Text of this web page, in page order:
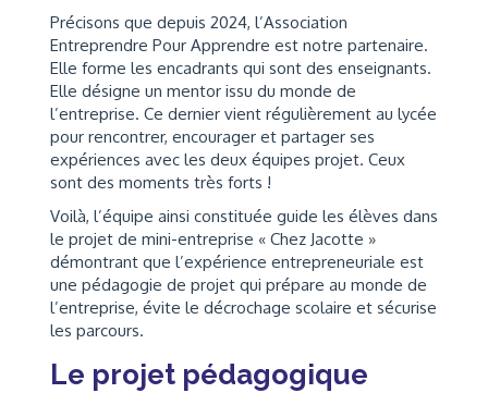
Précisons que depuis 2024, l’Association
Entreprendre Pour Apprendre est notre partenaire.
Elle forme les encadrants qui sont des enseignants.
Elle désigne un mentor issu du monde de
l’entreprise. Ce dernier vient régulièrement au lycée
pour rencontrer, encourager et partager ses
expériences avec les deux équipes projet. Ceux
sont des moments très forts !
Voilà, l’équipe ainsi constituée guide les élèves dans
le projet de mini-entreprise « Chez Jacotte »
démontrant que l’expérience entrepreneuriale est
une pédagogie de projet qui prépare au monde de
l’entreprise, évite le décrochage scolaire et sécurise
les parcours.
Le projet pédagogique